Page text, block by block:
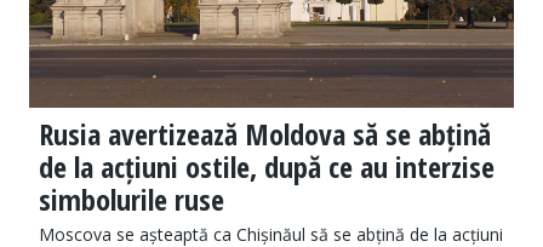
Rusia avertizează Moldova să se abțină
de la acțiuni ostile, după ce au interzise
simbolurile ruse
Moscova se așteaptă ca Chișinăul să se abțină de la acțiuni